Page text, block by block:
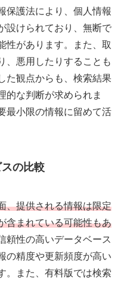
保護法により、個人情報
設けられており、無断で
性があります。また、取
、悪用したりすることも
た観点からも、検索結果
的な判断が求められま
最小限の情報に留めて活
の比較
、提供される情報は限定
含まれている可能性もあ
頼性の高いデータベース
の精度や更新頻度が高い
。また、有料版では検索